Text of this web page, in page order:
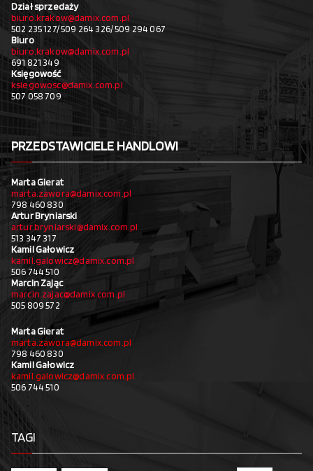
Dział sprzedaży
biuro.krakow@damix.com.pl
502 235 127/ 509 264 326/ 509 294 067
Biuro
biuro.krakow@damix.com.pl
691 821 349
Księgowość
ksiegowosc@damix.com.pl
507 058 709
PRZEDSTAWICIELE HANDLOWI
Marta Gierat
marta.zawora@damix.com.pl
798 460 830
Artur Bryniarski
artur.bryniarski@damix.com.pl
513 347 317
Kamil Gałowicz
kamil.galowicz@damix.com.pl
506 744 510
Marcin Zając
marcin.zajac@damix.com.pl
505 809 572
Marta Gierat
marta.zawora@damix.com.pl
798 460 830
Kamil Gałowicz
kamil.galowicz@damix.com.pl
506 744 510
TAGI